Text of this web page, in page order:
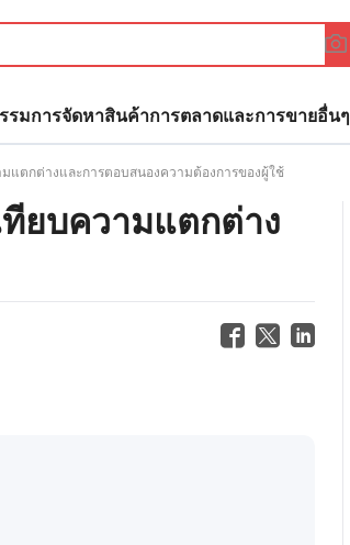
รมการจัดหาสินค้าการตลาดและการขายอื่นๆ
แตกต่างและการตอบสนองความต้องการของผู้ใช้
ยบความแตกต่าง